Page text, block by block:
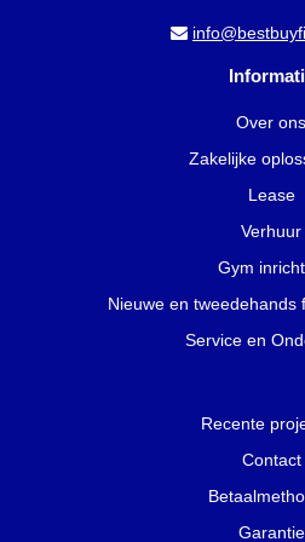
de ruggengraat van elke serieuze
racks voor elke
trainingsruimte
voor specifieke behoeften. Een
optie, ideaal voor kleinere ruimtes.
basisoefeningen en nemen weinig
Perfect te combineren met onze
bars, dip handles en kabel
benches and racks voor thuis
compactheid zonder in te leveren op
Over ons
Zakelijke
Lease
Verhuur
Gym
Nieuwe en tweedehands
Service en
Recente
Contact
Garantie